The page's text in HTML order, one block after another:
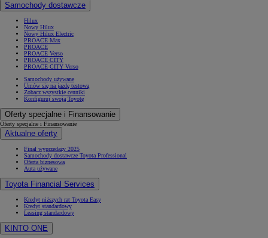
Samochody dostawcze
Hilux
Nowy Hilux
Nowy Hilux Electric
PROACE Max
PROACE
PROACE Verso
PROACE CITY
PROACE CITY Verso
Samochody używane
Umów się na jazdę testową
Zobacz wszystkie cenniki
Konfiguruj swoją Toyotę
Oferty specjalne i Finansowanie
Oferty specjalne i Finansowanie
Aktualne oferty
Finał wyprzedaży 2025
Samochody dostawcze Toyota Professional
Oferta biznesowa
Auta używane
Toyota Financial Services
Kredyt niższych rat Toyota Easy
Kredyt standardowy
Leasing standardowy
KINTO ONE